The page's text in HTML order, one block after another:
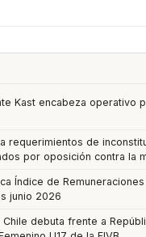
Kast encabeza operativo
requerimientos de
por oposición contra la
Índice de
junio 2026
Chile debuta frente a